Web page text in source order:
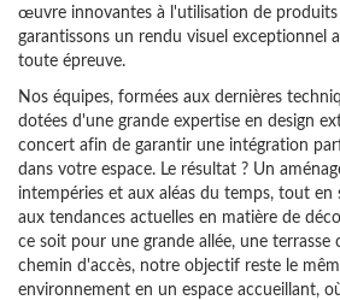
œuvre innovantes à l'utilisation de
garantissons un rendu visuel exceptionnel
toute épreuve.
Nos équipes, formées aux dernières
dotées d'une grande expertise en design
concert afin de garantir une intégration
dans votre espace. Le résultat ? Un
intempéries et aux aléas du temps, tout
aux tendances actuelles en matière de
ce soit pour une grande allée, une
chemin d'accès, notre objectif reste le
environnement en un espace accueillant,